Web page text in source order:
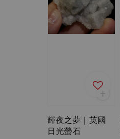
輝夜之夢｜英國
日光螢石